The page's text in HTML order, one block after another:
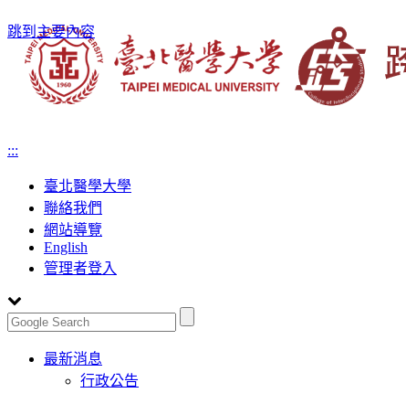
跳到主要內容
:::
臺北醫學大學
聯絡我們
網站導覽
English
管理者登入
Toggle
navigation
最新消息
行政公告